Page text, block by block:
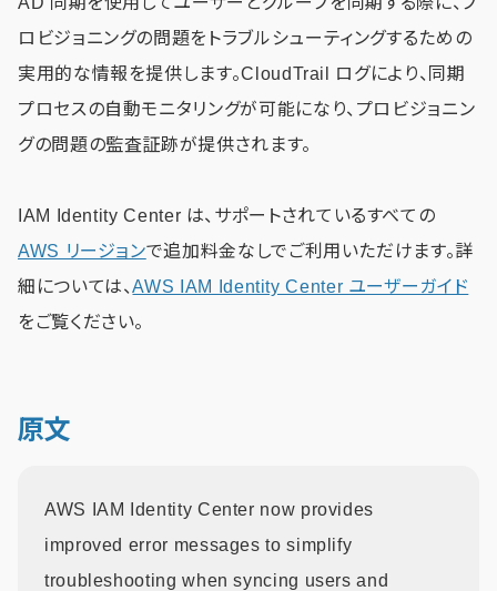
ロビジョニングの問題をトラブルシューティングするための
実用的な情報を提供します。CloudTrail ログにより、同期
プロセスの自動モニタリングが可能になり、プロビジョニン
グの問題の監査証跡が提供されます。
IAM Identity Center は、サポートされているすべての
AWS リージョンで追加料金なしでご利用いただけます。詳
細については、AWS IAM Identity Center ユーザーガイド
をご覧ください。
原文
AWS IAM Identity Center now provides
improved error messages to simplify
troubleshooting when syncing users and